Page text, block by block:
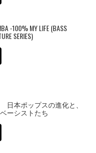
-100% MY LIFE (BASS
SERIES)
本ポップスの進化と、
ーシストたち